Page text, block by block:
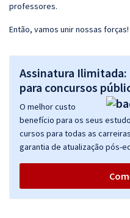
professores.
Então, vamos unir nossas
Assinatura Ilimitada:
para concursos
O melhor custo
benefício para os seus
cursos para todas as
garantia de atualização pós-